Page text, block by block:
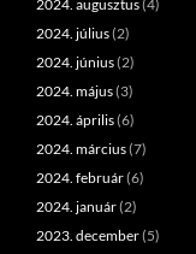
2024. augusztus(4)
2024. július(2)
2024. június(2)
2024. május(3)
2024. április(6)
2024. március(7)
2024. február(6)
2024. január(2)
2023. december(5)